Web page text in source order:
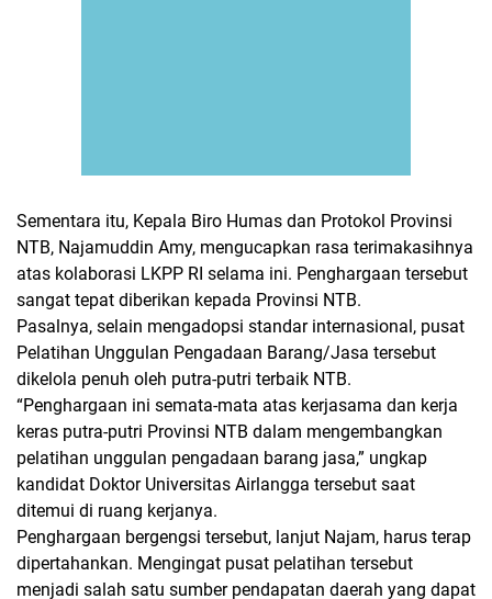
Sementara itu, Kepala Biro Humas dan Protokol Provinsi
NTB, Najamuddin Amy, mengucapkan rasa terimakasihnya
atas kolaborasi LKPP RI selama ini. Penghargaan tersebut
sangat tepat diberikan kepada Provinsi NTB.
Pasalnya, selain mengadopsi standar internasional, pusat
Pelatihan Unggulan Pengadaan Barang/Jasa tersebut
dikelola penuh oleh putra-putri terbaik NTB.
“Penghargaan ini semata-mata atas kerjasama dan kerja
keras putra-putri Provinsi NTB dalam mengembangkan
pelatihan unggulan pengadaan barang jasa,” ungkap
kandidat Doktor Universitas Airlangga tersebut saat
ditemui di ruang kerjanya.
Penghargaan bergengsi tersebut, lanjut Najam, harus terap
dipertahankan. Mengingat pusat pelatihan tersebut
menjadi salah satu sumber pendapatan daerah yang dapat